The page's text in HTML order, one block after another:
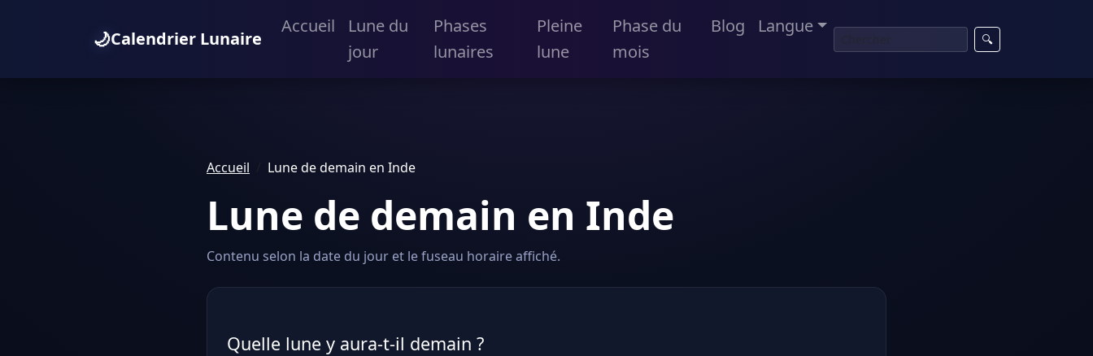
🌙Calendrier Lunaire
Accueil
Lune du
jour
Phases
lunaires
Pleine
lune
Phase du
mois
Blog Langue
🔍
Accueil Lune de demain en Inde
Lune de demain en Inde
Contenu selon la date du jour et le fuseau horaire affiché.
Quelle lune y aura-t-il demain ?